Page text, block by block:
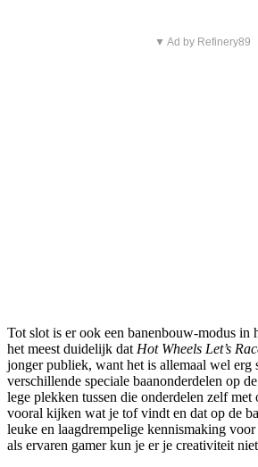
▼ Ad by Refinery89
Tot slot is er ook een banenbouw-modus in
het meest duidelijk datHot Wheels Let’s
jonger publiek, want het is allemaal wel erg
verschillende speciale baanonderdelen op
lege plekken tussen die onderdelen zelf met
vooral kijken wat je tof vindt en dat op de
leuke en laagdrempelige kennismaking
als ervaren gamer kun je er je creativiteit